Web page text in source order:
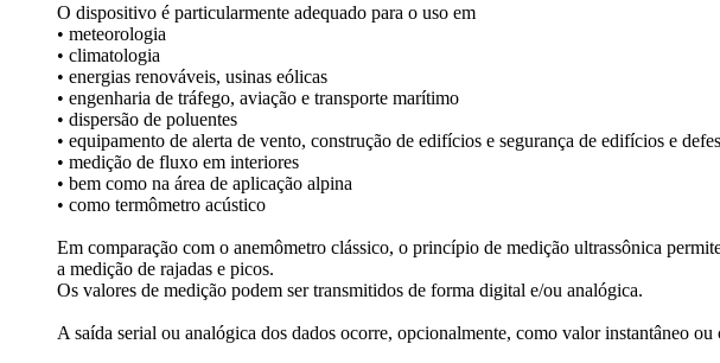
O dispositivo é particularmente adequado para o uso em
• meteorologia
• climatologia
• energias renováveis, usinas eólicas
• engenharia de tráfego, aviação e transporte marítimo
• dispersão de poluentes
• equipamento de alerta de vento, construção de edifícios e segurança de edifícios e
• medição de fluxo em interiores
• bem como na área de aplicação alpina
• como termômetro acústico
Em comparação com o anemômetro clássico, o princípio de medição ultrassônica
a medição de rajadas e picos.
Os valores de medição podem ser transmitidos de forma digital e/­ou analógica.
A saída serial ou analógica dos dados ocorre, opcionalmente, como valor instantâneo